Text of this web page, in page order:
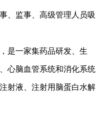
、监事、高级管理人员吸
是一家集药品研发、生
心脑血管系统和消化系统
射液、注射用脑蛋白水解